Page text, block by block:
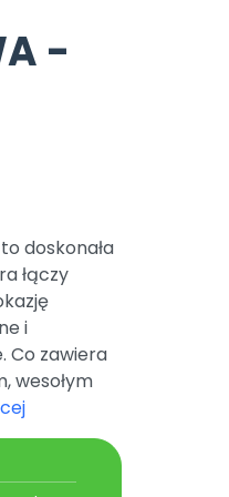
-
doskonała
łączy
i
Co zawiera
wesołym